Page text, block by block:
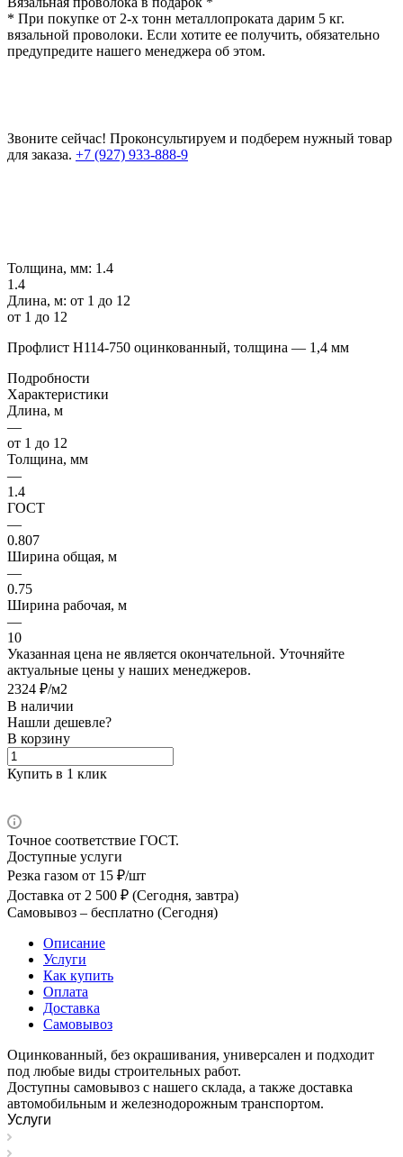
* При покупке от 2-х тонн металлопроката дарим 5 кг.
вязальной проволоки. Если хотите ее получить, обязательно
предупредите нашего менеджера об этом.
Звоните сейчас! Проконсультируем и подберем нужный товар
для заказа. +7 (927) 933-888-9
Толщина, мм: 1.4
1.4
Длина, м: от 1 до 12
от 1 до 12
Профлист Н114-750 оцинкованный, толщина — 1,4 мм
Подробности
Характеристики
Длина, м
—
от 1 до 12
Толщина, мм
—
1.4
ГОСТ
—
0.807
Ширина общая, м
—
0.75
Ширина рабочая, м
—
10
Указанная цена не является окончательной. Уточняйте
актуальные цены у наших менеджеров.
2324 ₽/м2
В наличии
Нашли дешевле?
В корзину
Купить в 1 клик
Точное соответствие ГОСТ.
Доступные услуги
Резка газом от 15 ₽/шт
Доставка от 2 500 ₽ (Сегодня, завтра)
Самовывоз – бесплатно (Сегодня)
Описание
Услуги
Как купить
Оплата
Доставка
Самовывоз
Оцинкованный, без окрашивания, универсален и подходит
под любые виды строительных работ.
Доступны самовывоз с нашего склада, а также доставка
автомобильным и железнодорожным транспортом.
Услуги